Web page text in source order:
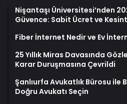
Nişantaşı Üniversitesi’nden
Güvence: Sabit Ücret ve
Fiber İnternet Nedir ve Ev
25 Yıllık Miras Davasında
Karar Duruşmasına Çevrildi
Şanlıurfa Avukatlık Bürosu ile
Doğru Avukatı Seçin